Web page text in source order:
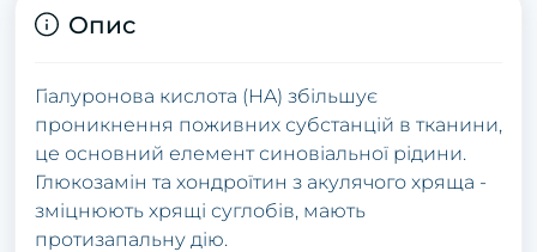
Опис
Гіалуронова кислота (HA) збільшує
проникнення поживних субстанцій в тканини,
це основний елемент синовіальної рідини.
Глюкозамін та хондроїтин з акулячого хряща -
зміцнюють хрящі суглобів, мають
протизапальну дію.